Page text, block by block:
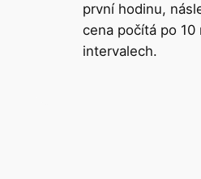
první hodinu,
cena počítá po 10
intervalech.